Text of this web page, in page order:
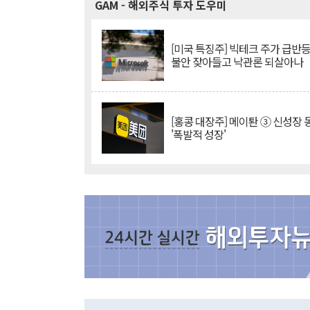
GAM - 해외주식 투자 도우미
[미국 특징주] 빅테크 주가 급반
불안 잦아들고 낙관론 되살아나
[홍콩 대장주] 메이퇀 ③ 신성장
'폭발적 성장'